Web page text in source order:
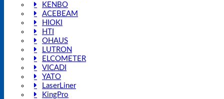
KENBO
ACEBEAM
HIOKI
HTI
OHAUS
LUTRON
ELCOMETER
VICADI
YATO
LaserLiner
KingPro